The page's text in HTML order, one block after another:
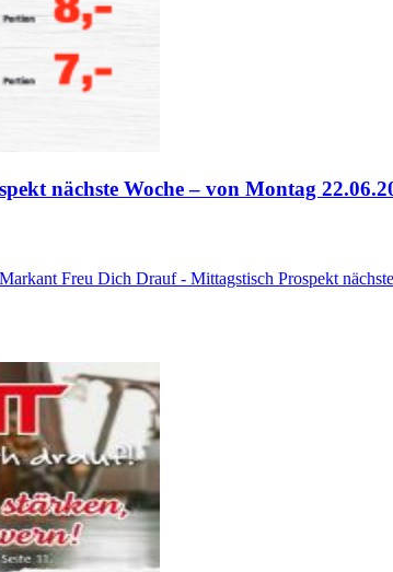
nächste Woche – von Montag
Freu Dich Drauf - Mittagstisch Prospekt